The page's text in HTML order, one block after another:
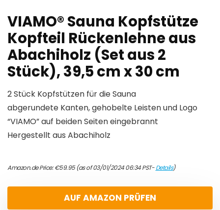
VIAMO® Sauna Kopfstütze
Kopfteil Rückenlehne aus
Abachiholz (Set aus 2
Stück), 39,5 cm x 30 cm
2 Stück Kopfstützen für die Sauna
abgerundete Kanten, gehobelte Leisten und Logo
“VIAMO” auf beiden Seiten eingebrannt
Hergestellt aus Abachiholz
Amazon.de Price:€59.95(as of 03/01/2024 06:34 PST-Details)
AUF AMAZON PRÜFEN